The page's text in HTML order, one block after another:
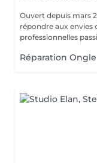
Ouvert depuis mars
répondre aux envies
professionnelles
Réparation Ongle